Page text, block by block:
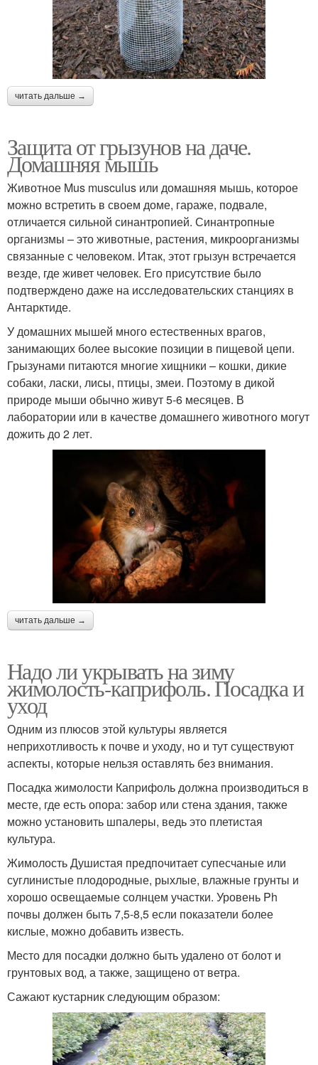
читать дальше →
Защита от грызунов на даче.
Домашняя мышь
Животное Mus musculus или домашняя мышь, которое
можно встретить в своем доме, гараже, подвале,
отличается сильной синантропией. Синантропные
организмы – это животные, растения, микроорганизмы
связанные с человеком. Итак, этот грызун встречается
везде, где живет человек. Его присутствие было
подтверждено даже на исследовательских станциях в
Антарктиде.
У домашних мышей много естественных врагов,
занимающих более высокие позиции в пищевой цепи.
Грызунами питаются многие хищники – кошки, дикие
собаки, ласки, лисы, птицы, змеи. Поэтому в дикой
природе мыши обычно живут 5-6 месяцев. В
лаборатории или в качестве домашнего животного могут
дожить до 2 лет.
читать дальше →
Надо ли укрывать на зиму
жимолость-каприфоль. Посадка и
уход
Одним из плюсов этой культуры является
неприхотливость к почве и уходу, но и тут существуют
аспекты, которые нельзя оставлять без внимания.
Посадка жимолости Каприфоль должна производиться в
месте, где есть опора: забор или стена здания, также
можно установить шпалеры, ведь это плетистая
культура.
Жимолость Душистая предпочитает супесчаные или
суглинистые плодородные, рыхлые, влажные грунты и
хорошо освещаемые солнцем участки. Уровень Ph
почвы должен быть 7,5-8,5 если показатели более
кислые, можно добавить известь.
Место для посадки должно быть удалено от болот и
грунтовых вод, а также, защищено от ветра.
Сажают кустарник следующим образом: